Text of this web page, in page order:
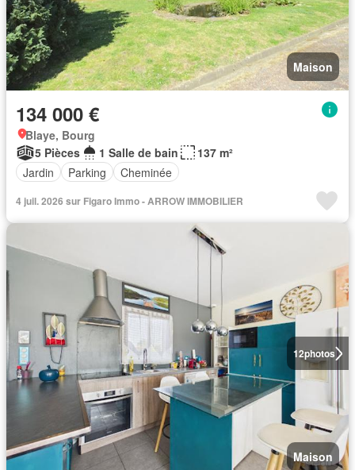
Maison
134 000 €
Blaye, Bourg
5 Pièces
1 Salle de bain
137 m²
Jardin
Parking Cheminée
4 juil. 2026 sur Figaro Immo - ARROW IMMOBILIER
12photos
Maison